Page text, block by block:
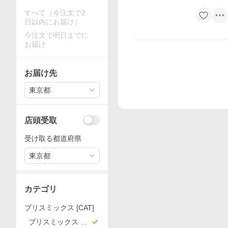
すべて（今注文で2
日以内にお届け）
今注文で明日までに
お届け
お届け先
東京都
店頭受取
受け取る都道府県
東京都
カテゴリ
ブリスミックス [CAT]
ブリスミックス キ